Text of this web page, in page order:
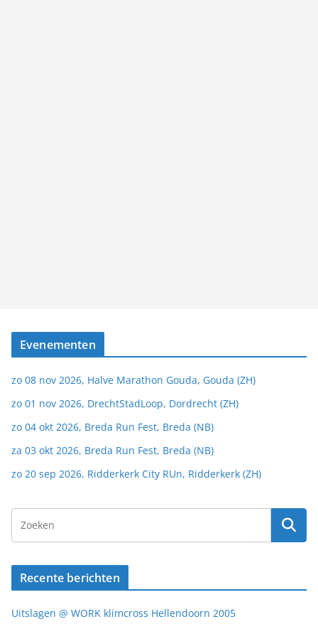
Evenementen
zo 08 nov 2026, Halve Marathon Gouda, Gouda (ZH)
zo 01 nov 2026, DrechtStadLoop, Dordrecht (ZH)
zo 04 okt 2026, Breda Run Fest, Breda (NB)
za 03 okt 2026, Breda Run Fest, Breda (NB)
zo 20 sep 2026, Ridderkerk City RUn, Ridderkerk (ZH)
Recente berichten
Uitslagen @ WORK klimcross Hellendoorn 2005